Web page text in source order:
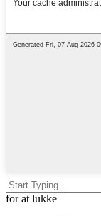
for at lukke